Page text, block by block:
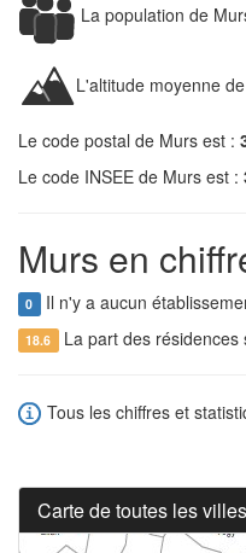
La population de
L'altitude moyenne
Le code postal de Murs est :
Le code INSEE de Murs est :
Murs en
0 Il n'y a aucun
18.6 La part des résidences
Tous les chiffres et
Carte de toutes les